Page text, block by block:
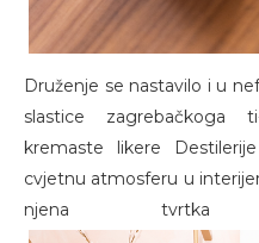
Druženje se nastavilo i u
slastice zagrebačkoga
kremaste likere
cvjetnu atmosferu u
njena tvrtka